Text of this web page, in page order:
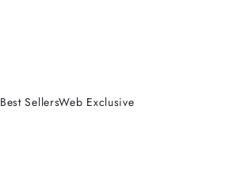
Best SellersWeb Exclusive